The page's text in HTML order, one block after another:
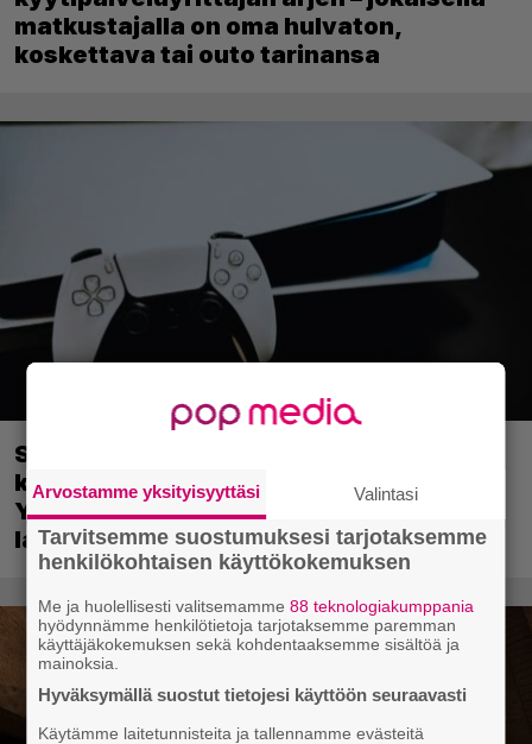
matkustajalla on oma hulvaton,
koskettava tai outo tarinansa
Sony on keskustellut jälleenmyyjien
kanssa levyttömyyteen siirtymisestä –
Yhdysvalloissa pelejä myydään
latauskoodin sisältävissä koteloissa
Arvostamme yksityisyyttäsi Valintasi
Tarvitsemme suostumuksesi tarjotaksemme
henkilökohtaisen käyttökokemuksen
Me ja huolellisesti valitsemamme88 teknologiakumppania
hyödynnämme henkilötietoja tarjotaksemme paremman
käyttäjäkokemuksen sekä kohdentaaksemme sisältöä ja
mainoksia.
Hyväksymällä suostut tietojesi käyttöön seuraavasti
Käytämme laitetunnisteita ja tallennamme evästeitä